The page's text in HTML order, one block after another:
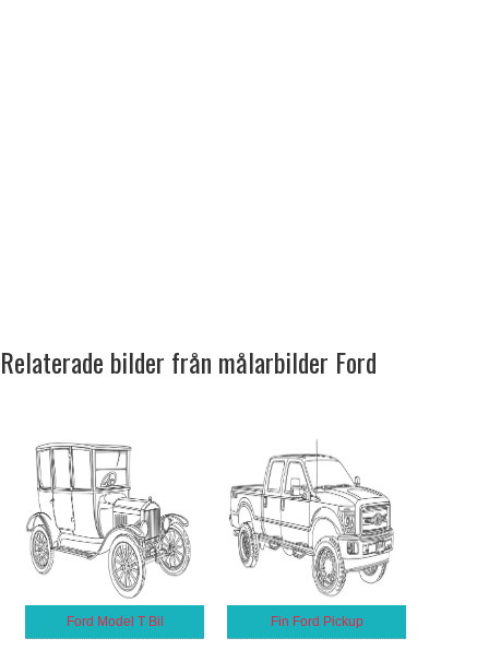
Relaterade bilder från målarbilder Ford
Ford Model T Bil Fin Ford Pickup